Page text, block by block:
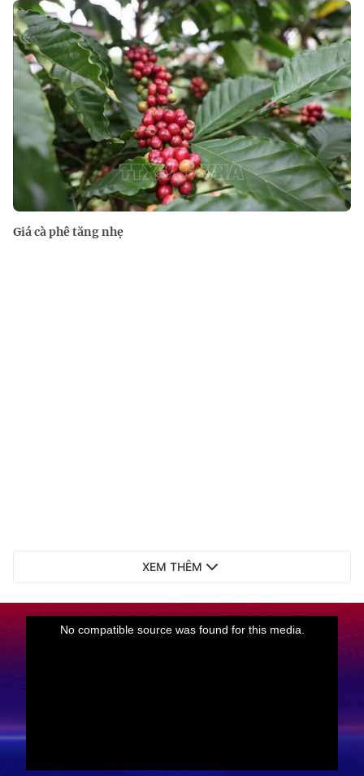
Giá cà phê tăng nhẹ
XEM THÊM